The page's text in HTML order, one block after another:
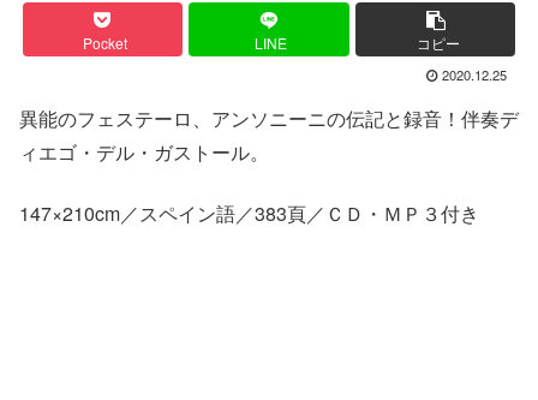
Pocket LINE コピー
2020.12.25
異能のフェステーロ、アンソニーニの伝記と録音！伴奏デ
ィエゴ・デル・ガストール。
147×210cm／スペイン語／383頁／ＣＤ・ＭＰ３付き